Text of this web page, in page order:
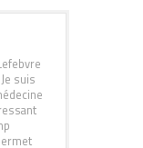
suis